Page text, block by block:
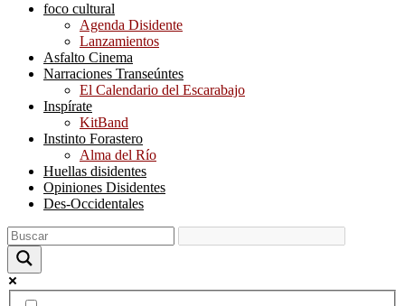
foco cultural
Agenda Disidente
Lanzamientos
Asfalto Cinema
Narraciones Transeúntes
El Calendario del Escarabajo
Inspírate
KitBand
Instinto Forastero
Alma del Río
Huellas disidentes
Opiniones Disidentes
Des-Occidentales